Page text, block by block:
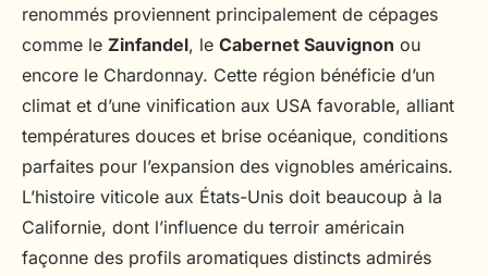
renommés proviennent principalement de cépages
comme le Zinfandel, le Cabernet Sauvignon ou
encore le Chardonnay. Cette région bénéficie d’un
climat et d’une vinification aux USA favorable, alliant
températures douces et brise océanique, conditions
parfaites pour l’expansion des vignobles américains.
L’histoire viticole aux États-Unis doit beaucoup à la
Californie, dont l’influence du terroir américain
façonne des profils aromatiques distincts admirés